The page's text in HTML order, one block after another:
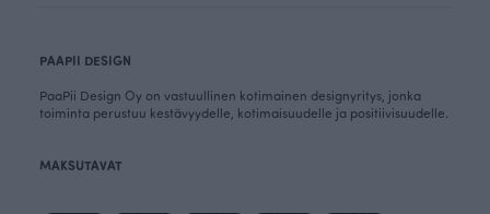
PAAPII DESIGN
PaaPii Design Oy on vastuullinen kotimainen designyritys, jonka
toiminta perustuu kestävyydelle, kotimaisuudelle ja positiivisuudelle.
MAKSUTAVAT